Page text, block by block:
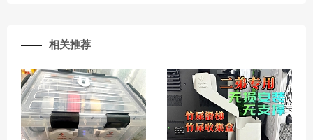
相关推荐